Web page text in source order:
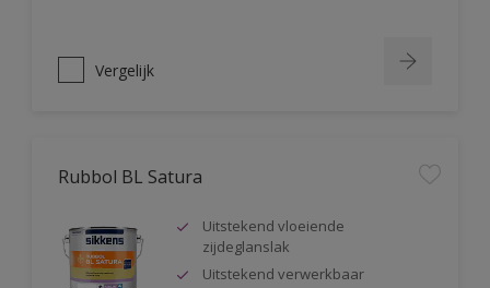
Vergelijk
Rubbol BL Satura
Uitstekend vloeiende
zijdeglanslak
Uitstekend verwerkbaar